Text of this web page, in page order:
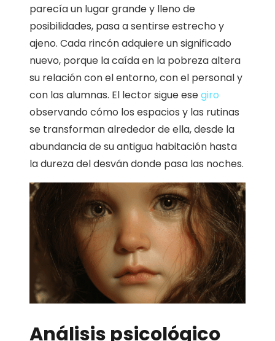
parecía un lugar grande y lleno de
posibilidades, pasa a sentirse estrecho y
ajeno. Cada rincón adquiere un significado
nuevo, porque la caída en la pobreza altera
su relación con el entorno, con el personal y
con las alumnas. El lector sigue esegiro
observando cómo los espacios y las rutinas
se transforman alrededor de ella, desde la
abundancia de su antigua habitación hasta
la dureza del desván donde pasa las noches.
Análisis psicológico